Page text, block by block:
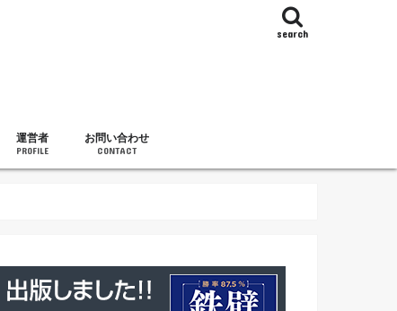
search
運営者
PROFILE
お問い合わせ
CONTACT